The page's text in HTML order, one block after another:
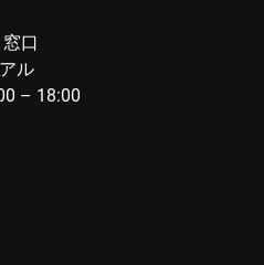
口
ル
– 18:00